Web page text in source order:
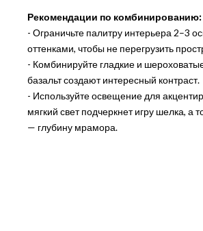
Рекомендации по комбинированию:
- Ограничьте палитру интерьера 2–3
оттенками, чтобы не перегрузить
- Комбинируйте гладкие и
базальт создают интересный контраст.
- Используйте освещение для
мягкий свет подчеркнет игру шелка, а
— глубину мрамора.